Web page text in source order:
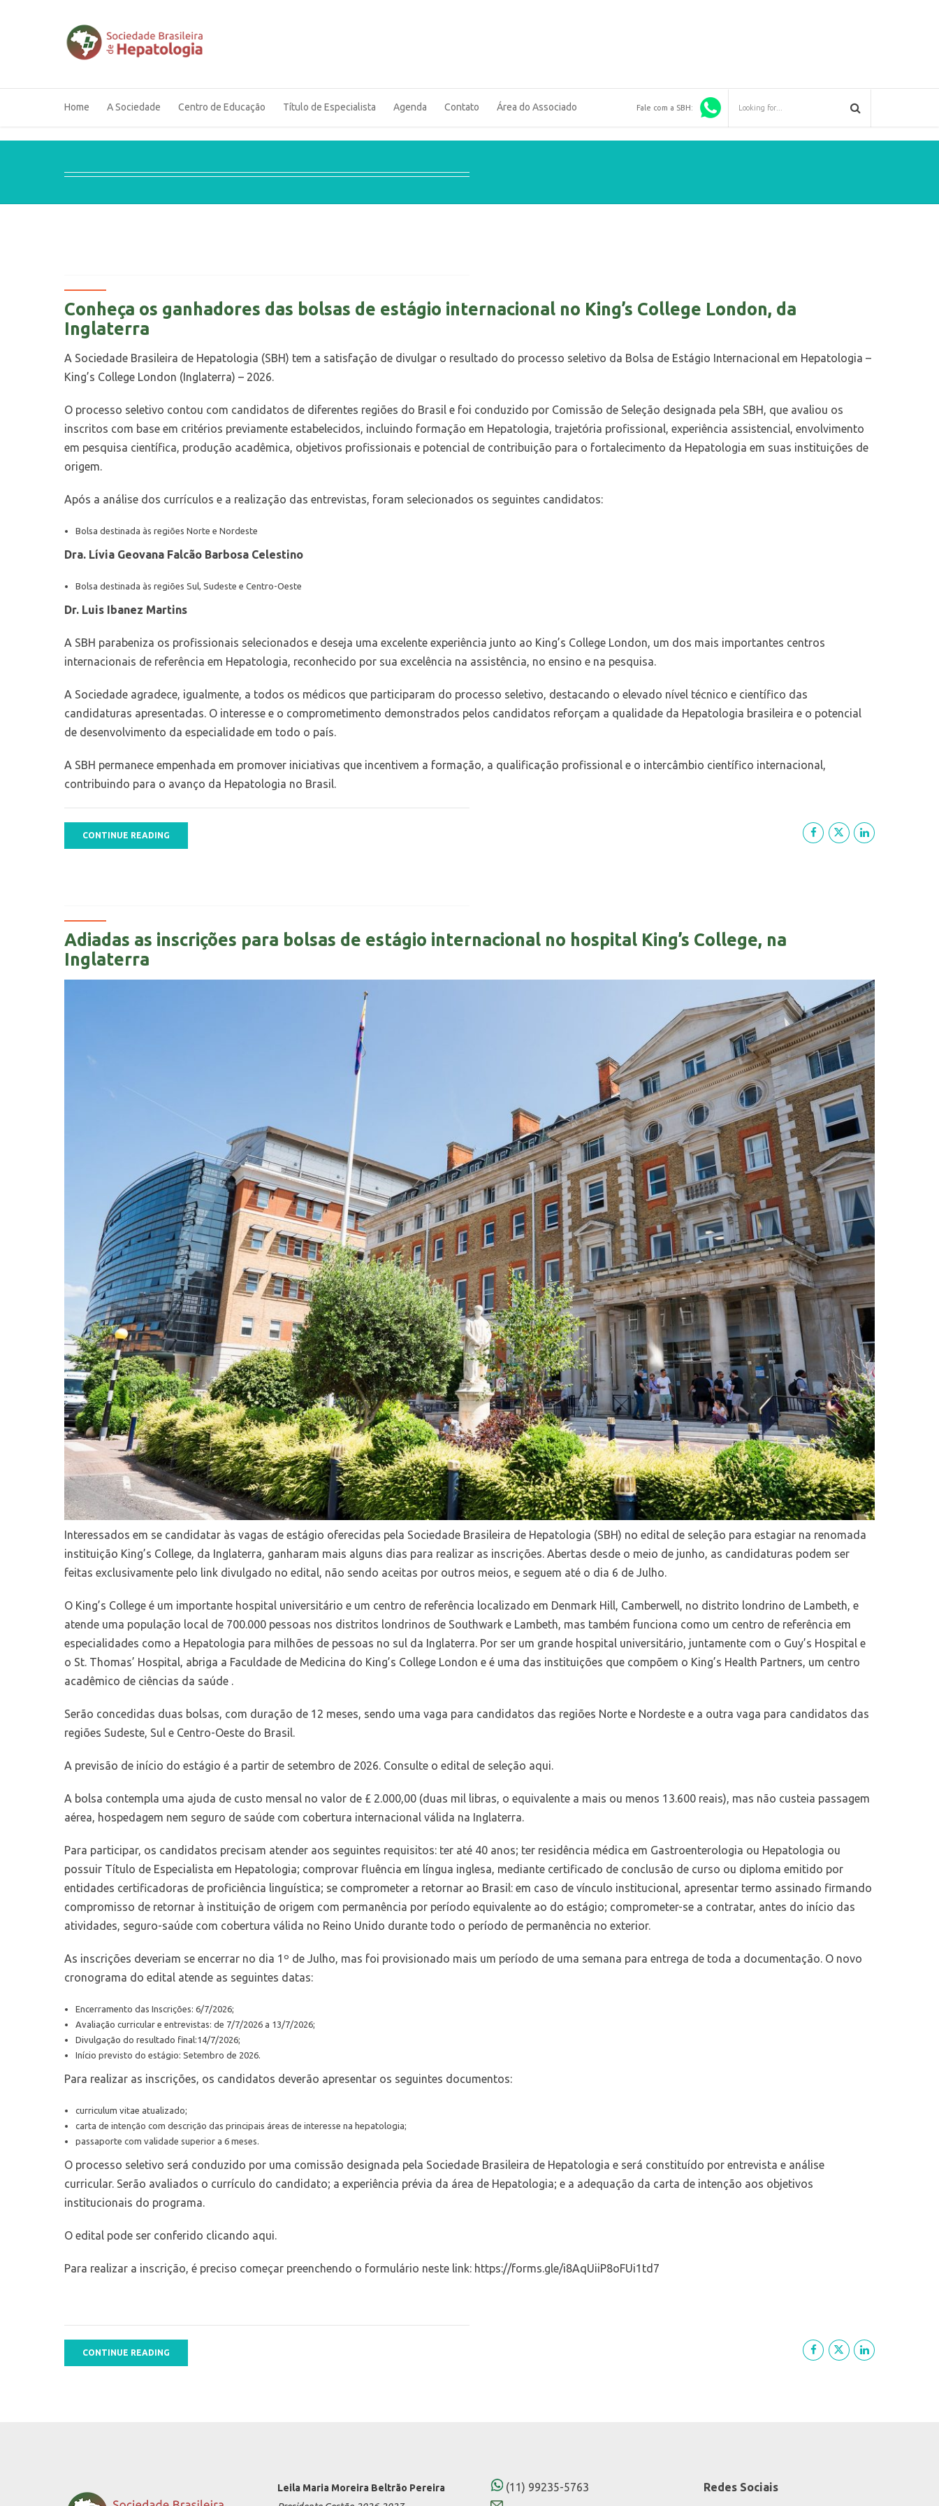
Fale com a SBH:
Home A Sociedade Centro de Educação Título de Especialista Agenda Contato Área do Associado
Conheça os ganhadores das bolsas de estágio internacional no King’s College London, da
Inglaterra
A Sociedade Brasileira de Hepatologia (SBH) tem a satisfação de divulgar o resultado do processo seletivo da Bolsa de Estágio Internacional em Hepatologia –
King’s College London (Inglaterra) – 2026.
O processo seletivo contou com candidatos de diferentes regiões do Brasil e foi conduzido por Comissão de Seleção designada pela SBH, que avaliou os
inscritos com base em critérios previamente estabelecidos, incluindo formação em Hepatologia, trajetória profissional, experiência assistencial, envolvimento
em pesquisa científica, produção acadêmica, objetivos profissionais e potencial de contribuição para o fortalecimento da Hepatologia em suas instituições de
origem.
Após a análise dos currículos e a realização das entrevistas, foram selecionados os seguintes candidatos:
Bolsa destinada às regiões Norte e Nordeste
Dra. Lívia Geovana Falcão Barbosa Celestino
Bolsa destinada às regiões Sul, Sudeste e Centro-Oeste
Dr. Luis Ibanez Martins
A SBH parabeniza os profissionais selecionados e deseja uma excelente experiência junto ao King’s College London, um dos mais importantes centros
internacionais de referência em Hepatologia, reconhecido por sua excelência na assistência, no ensino e na pesquisa.
A Sociedade agradece, igualmente, a todos os médicos que participaram do processo seletivo, destacando o elevado nível técnico e científico das
candidaturas apresentadas. O interesse e o comprometimento demonstrados pelos candidatos reforçam a qualidade da Hepatologia brasileira e o potencial
de desenvolvimento da especialidade em todo o país.
A SBH permanece empenhada em promover iniciativas que incentivem a formação, a qualificação profissional e o intercâmbio científico internacional,
contribuindo para o avanço da Hepatologia no Brasil.
CONTINUE READING
Adiadas as inscrições para bolsas de estágio internacional no hospital King’s College, na
Inglaterra
Interessados em se candidatar às vagas de estágio oferecidas pela Sociedade Brasileira de Hepatologia (SBH) no edital de seleção para estagiar na renomada
instituição King’s College, da Inglaterra, ganharam mais alguns dias para realizar as inscrições. Abertas desde o meio de junho, as candidaturas podem ser
feitas exclusivamente pelo link divulgado no edital, não sendo aceitas por outros meios, e seguem até o dia 6 de Julho.
O King’s College é um importante hospital universitário e um centro de referência localizado em Denmark Hill, Camberwell, no distrito londrino de Lambeth, e
atende uma população local de 700.000 pessoas nos distritos londrinos de Southwark e Lambeth, mas também funciona como um centro de referência em
especialidades como a Hepatologia para milhões de pessoas no sul da Inglaterra. Por ser um grande hospital universitário, juntamente com o Guy’s Hospital e
o St. Thomas’ Hospital, abriga a Faculdade de Medicina do King’s College London e é uma das instituições que compõem o King’s Health Partners, um centro
acadêmico de ciências da saúde .
Serão concedidas duas bolsas, com duração de 12 meses, sendo uma vaga para candidatos das regiões Norte e Nordeste e a outra vaga para candidatos das
regiões Sudeste, Sul e Centro-Oeste do Brasil.
A previsão de início do estágio é a partir de setembro de 2026. Consulte o edital de seleção aqui.
A bolsa contempla uma ajuda de custo mensal no valor de £ 2.000,00 (duas mil libras, o equivalente a mais ou menos 13.600 reais), mas não custeia passagem
aérea, hospedagem nem seguro de saúde com cobertura internacional válida na Inglaterra.
Para participar, os candidatos precisam atender aos seguintes requisitos: ter até 40 anos; ter residência médica em Gastroenterologia ou Hepatologia ou
possuir Título de Especialista em Hepatologia; comprovar fluência em língua inglesa, mediante certificado de conclusão de curso ou diploma emitido por
entidades certificadoras de proficiência linguística; se comprometer a retornar ao Brasil: em caso de vínculo institucional, apresentar termo assinado firmando
compromisso de retornar à instituição de origem com permanência por período equivalente ao do estágio; comprometer-se a contratar, antes do início das
atividades, seguro-saúde com cobertura válida no Reino Unido durante todo o período de permanência no exterior.
As inscrições deveriam se encerrar no dia 1º de Julho, mas foi provisionado mais um período de uma semana para entrega de toda a documentação. O novo
cronograma do edital atende as seguintes datas:
Encerramento das Inscrições: 6/7/2026;
Avaliação curricular e entrevistas: de 7/7/2026 a 13/7/2026;
Divulgação do resultado final:14/7/2026;
Início previsto do estágio: Setembro de 2026.
Para realizar as inscrições, os candidatos deverão apresentar os seguintes documentos:
curriculum vitae atualizado;
carta de intenção com descrição das principais áreas de interesse na hepatologia;
passaporte com validade superior a 6 meses.
O processo seletivo será conduzido por uma comissão designada pela Sociedade Brasileira de Hepatologia e será constituído por entrevista e análise
curricular. Serão avaliados o currículo do candidato; a experiência prévia da área de Hepatologia; e a adequação da carta de intenção aos objetivos
institucionais do programa.
O edital pode ser conferido clicando aqui.
Para realizar a inscrição, é preciso começar preenchendo o formulário neste link: https://forms.gle/i8AqUiiP8oFUi1td7
CONTINUE READING
Leila Maria Moreira Beltrão Pereira
(11) 99235-5763 Redes Sociais